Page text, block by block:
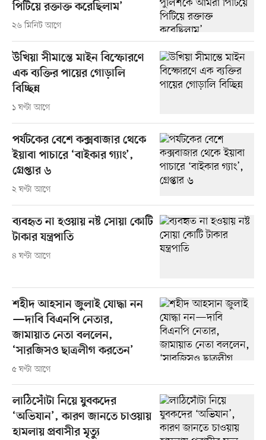
পিটিয়ে রক্তাক্ত করেছিলাম’
২৬ মিনিট আগে
উখিয়া সীমান্তে মাইন বিস্ফোরণে
এক ব্যক্তির পায়ের গোড়ালি
বিচ্ছিন্ন
১ ঘণ্টা আগে
পর্যটকের বেশে কক্সবাজার থেকে
ইয়াবা পাচারে ‘বাইকার গ্যাং’,
গ্রেপ্তার ৬
২ ঘণ্টা আগে
ব্যবহৃত না হওয়ায় নষ্ট সোয়া কোটি
টাকার যন্ত্রপাতি
৪ ঘণ্টা আগে
শহীদ আহসান জুলাই যোদ্ধা নন
—দাবি বিএনপি নেতার,
জামায়াত নেতা বললেন,
‘সারজিসও ছাত্রলীগ করতেন’
৫ ঘণ্টা আগে
লাঠিসোঁটা নিয়ে যুবকদের
‘অভিযান’, কারণ জানতে চাওয়ায়
হামলায় প্রবাসীর মৃত্যু